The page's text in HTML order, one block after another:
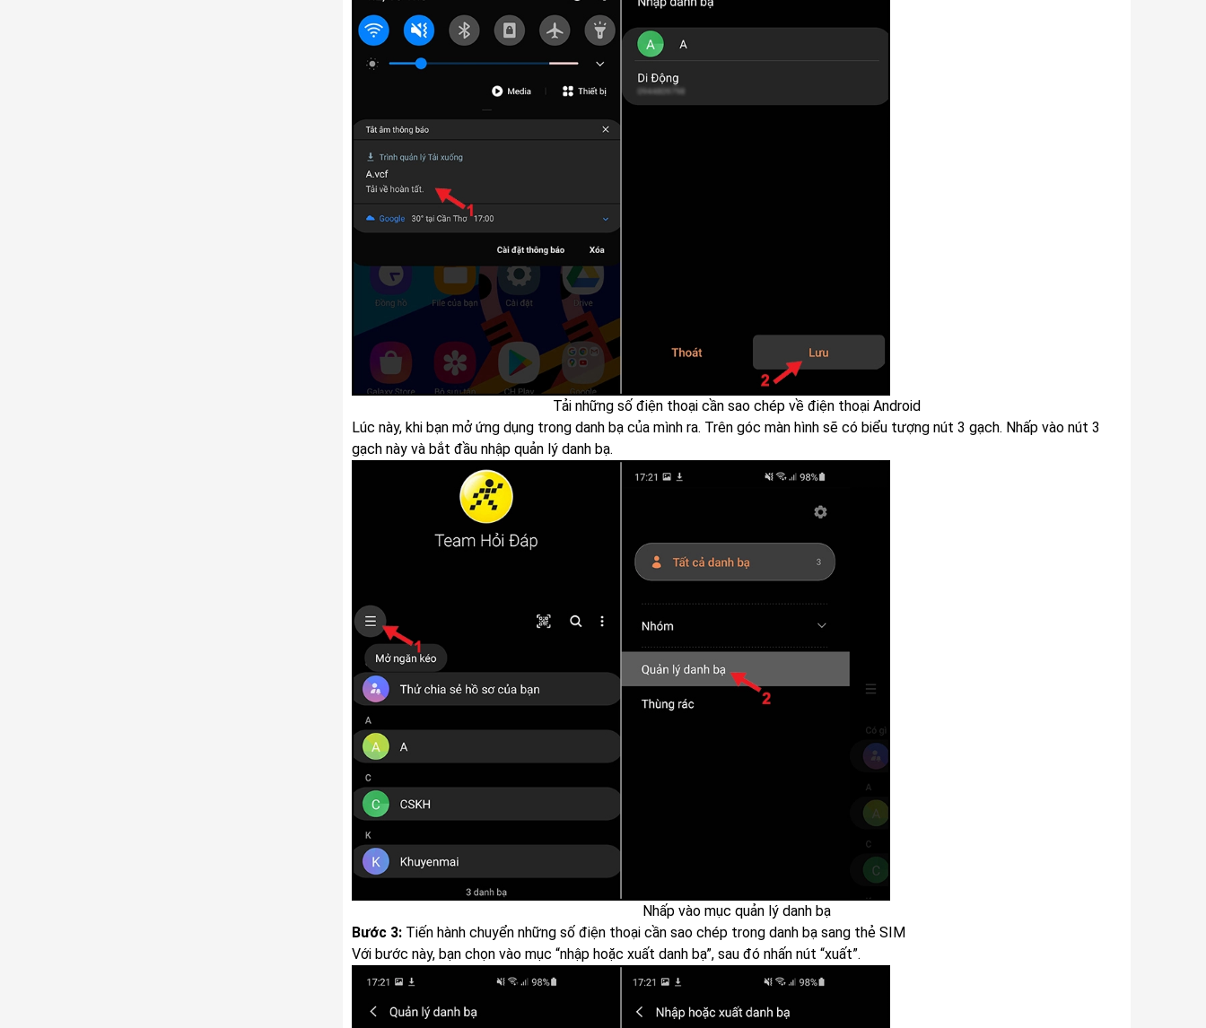
Tải những số điện thoại cần sao chép về điện thoại Android
Lúc này, khi bạn mở ứng dụng trong danh bạ của mình ra. Trên góc màn hình sẽ có biểu tượng nút 3 gạch. Nhấp vào nút 3
gạch này và bắt đầu nhập quản lý danh bạ.
Nhấp vào mục quản lý danh bạ
Bước 3: Tiến hành chuyển những số điện thoại cần sao chép trong danh bạ sang thẻ SIM
Với bước này, bạn chọn vào mục “nhập hoặc xuất danh bạ”, sau đó nhấn nút “xuất”.